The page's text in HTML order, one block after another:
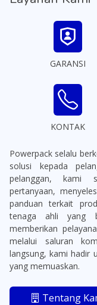
GARANSI
KONTAK
Powerpack selalu
solusi kepada
pelanggan, kami
pertanyaan,
panduan terkait
tenaga ahli yang
memberikan
melalui saluran
langsung, kami hadir
yang memuaskan.
Tentang